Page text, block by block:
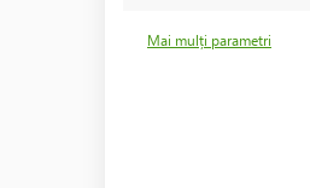
Mai mulți parametri